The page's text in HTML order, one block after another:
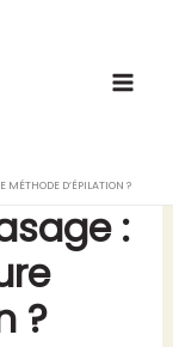
MÉTHODE D’ÉPILATION ?
:
?